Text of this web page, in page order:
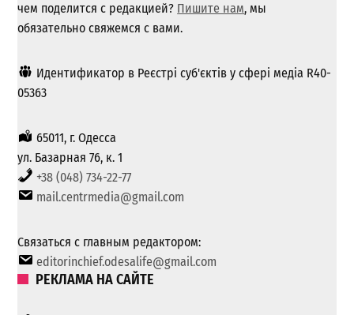
чем поделится с редакцией? Пишите нам, мы
обязательно свяжемся с вами.
Идентификатор в Реєстрі суб'єктів у сфері медіа R40-
05363
65011, г. Одесса
ул. Базарная 76, к. 1
+38 (048) 734-22-77
mail.centrmedia@gmail.com
Связаться с главным редактором:
editorinchief.odesalife@gmail.com
РЕКЛАМА НА САЙТЕ